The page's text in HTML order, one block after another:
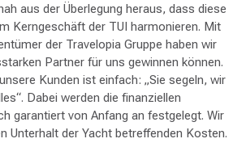
aus der Überlegung heraus, dass diese
Kerngeschäft der TUI harmonieren. Mit
der Travelopia Gruppe haben wir
Partner für uns gewinnen können.
Kunden ist einfach: „Sie segeln, wir
Dabei werden die finanziellen
garantiert von Anfang an festgelegt. Wir
Unterhalt der Yacht betreffenden Kosten.